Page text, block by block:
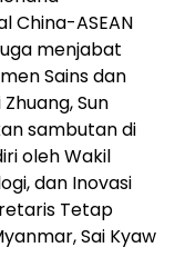
China-ASEAN
menjabat
Sains dan
Sun
sambutan di
oleh Wakil
dan Inovasi
Tetap
Sai Kyaw